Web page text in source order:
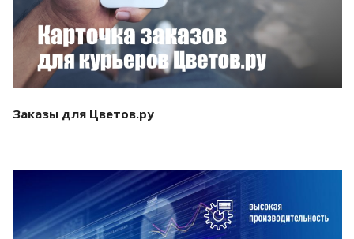
Заказы для Цветов.ру